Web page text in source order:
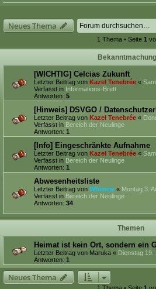
Neues Thema
1 Thema • Seite 1
[WICHTIG] Celcias Zukunft
Letzter Beitrag von Kazel Tenebrée «
Verfasst in Informations-Brett
Antworten: 5
[Hinweis] DSVGO /
Letzter Beitrag von Kazel Tenebrée «
Verfasst in Bereich der Neulinge
Antworten: 1
[Info] Eingeschränkte Aufnahme
Letzter Beitrag von Kazel Tenebrée «
Verfasst in Bereich der Neulinge
Antworten: 1
Abwesenheitsliste
Letzter Beitrag von Whimrie « Montag 3.
Verfasst in Bereich der Neulinge
Antworten: 34
Themen
Heimat ist kein Ort, sondern ein
Letzter Beitrag von Maruka « Dienstag 19.
Antworten: 1
Neues Thema